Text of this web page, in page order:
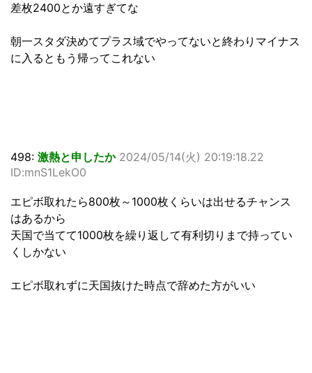
差枚2400とか遠すぎてな
朝一スタダ決めてプラス域でやってないと終わりマイナス
に入るともう帰ってこれない
498: 激熱と申したか 2024/05/14(火) 20:19:18.22
ID:mnS1LekO0
エピボ取れたら800枚～1000枚くらいは出せるチャンス
はあるから
天国で当てて1000枚を繰り返して有利切りまで持ってい
くしかない
エピボ取れずに天国抜けた時点で辞めた方がいい